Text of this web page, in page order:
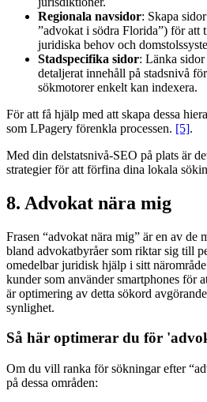
Regionala navsidor: Skapa
”advokat i södra Florida”) för att
juridiska behov och
Stadspecifika sidor: Länka
detaljerat innehåll på stadsnivå
sökmotorer enkelt kan indexera.
För att få hjälp med att skapa dessa
som LPagery förenkla processen. [5].
Med din delstatsnivå-SEO på plats är
strategier för att förfina dina lokala
8. Advokat nära mig
Frasen “advokat nära mig” är en av de
bland advokatbyråer som riktar sig till
omedelbar juridisk hjälp i sitt
kunder som använder smartphones för
är optimering av detta sökord
synlighet.
Så här optimerar du för
Om du vill ranka för sökningar efter
på dessa områden: